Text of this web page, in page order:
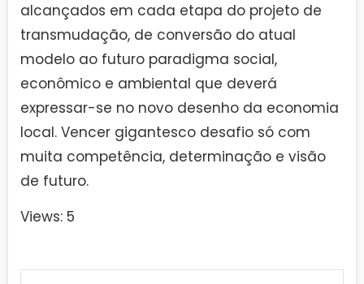
alcançados em cada etapa do projeto de
transmudação, de conversão do atual
modelo ao futuro paradigma social,
econômico e ambiental que deverá
expressar-se no novo desenho da economia
local. Vencer gigantesco desafio só com
muita competência, determinação e visão
de futuro.
Views: 5